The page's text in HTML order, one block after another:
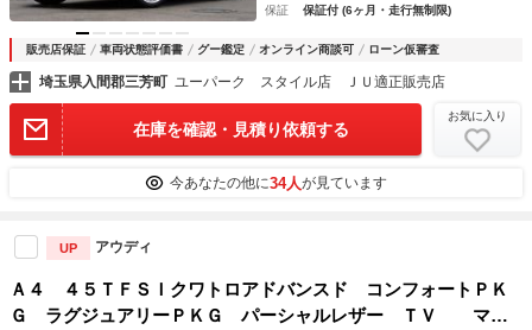
保証
保証付 (6ヶ月・走行無制限)
販売店保証 車両状態評価書 グー鑑定 オンライン商談可 ローン仮審査
埼玉県入間郡三芳町 ユーパーク スタイル店 ＪＵ適正販売店
在庫を確認・見積り依頼する
お気に入り
今あなたの他に34人が見ています
UP アウディ
Ａ４ ４５ＴＦＳＩクワトロアドバンスド コンフォートＰＫ
Ｇ ラグジュアリーＰＫＧ パーシャルレザー ＴＶ マト